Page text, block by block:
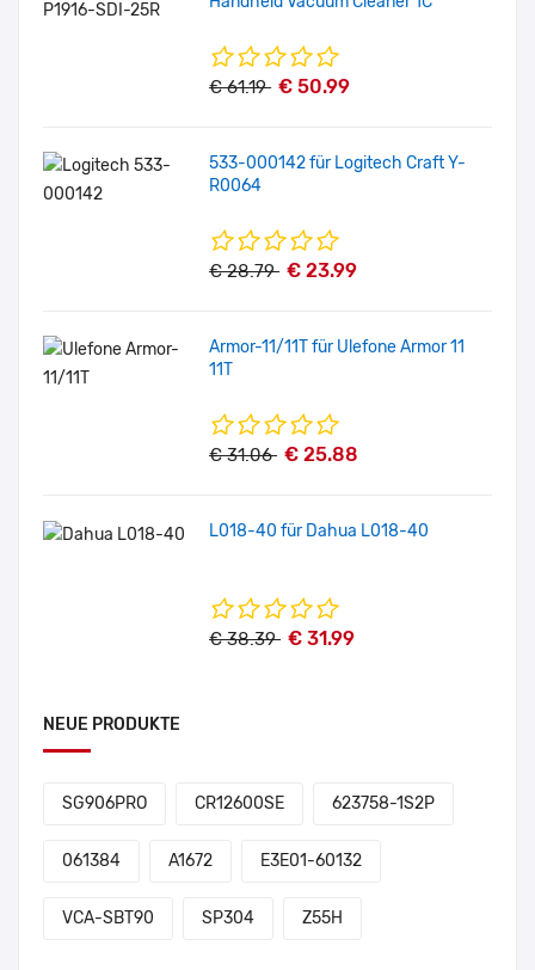
€ 61.19 € 50.99
533-000142 für Logitech Craft Y-
R0064
€ 28.79 € 23.99
Armor-11/11T für Ulefone Armor 11
11T
€ 31.06 € 25.88
L018-40 für Dahua L018-40
€ 38.39 € 31.99
NEUE PRODUKTE
SG906PRO CR12600SE 623758-1S2P
061384 A1672 E3E01-60132
VCA-SBT90 SP304 Z55H